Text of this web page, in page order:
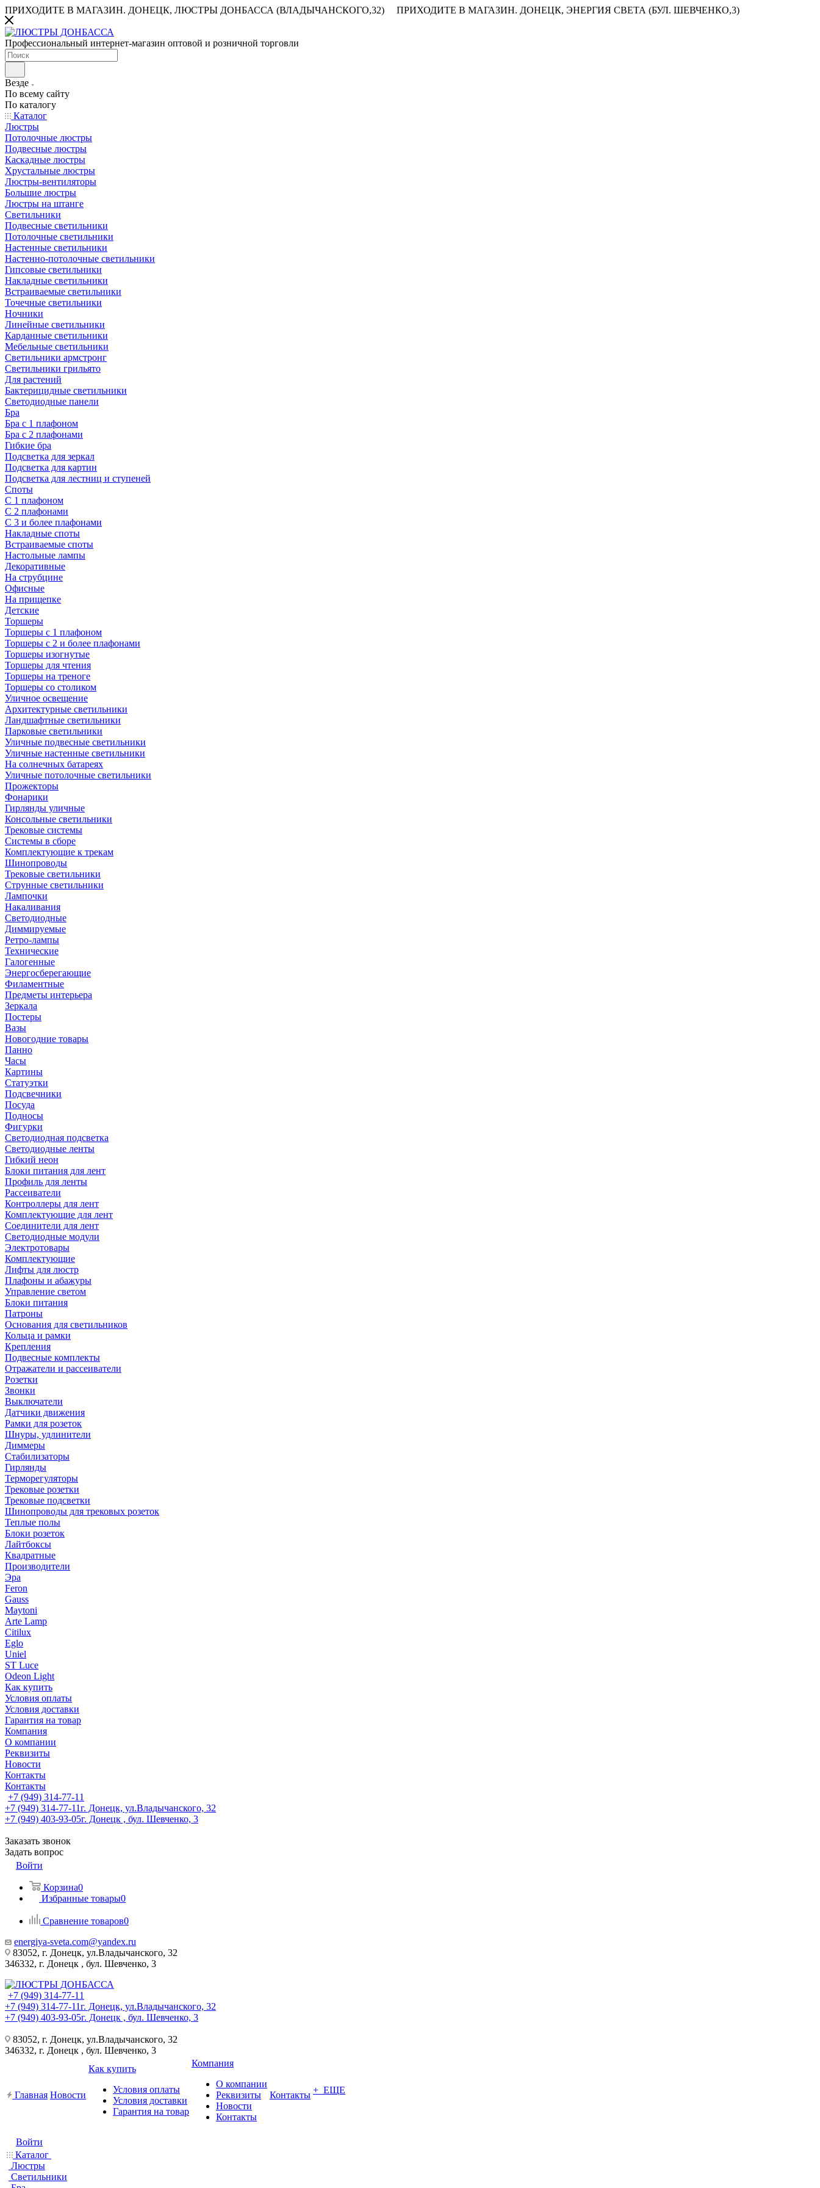
ПРИХОДИТЕ В МАГАЗИН. ДОНЕЦК, ЛЮСТРЫ ДОНБАССА (ВЛАДЫЧАНСКОГО,32) ПРИХОДИТЕ В МАГАЗИН. ДОНЕЦК, ЭНЕРГИЯ СВЕТА (БУЛ. ШЕВЧЕНКО,3)
Профессиональный интернет-магазин оптовой и розничной торговли
Везде
По всему сайту
По каталогу
Каталог
Люстры
Потолочные люстры
Подвесные люстры
Каскадные люстры
Хрустальные люстры
Люстры-вентиляторы
Большие люстры
Люстры на штанге
Светильники
Подвесные светильники
Потолочные светильники
Настенные светильники
Настенно-потолочные светильники
Гипсовые светильники
Накладные светильники
Встраиваемые светильники
Точечные светильники
Ночники
Линейные светильники
Карданные светильники
Мебельные светильники
Светильники армстронг
Светильники грильято
Для растений
Бактерицидные светильники
Светодиодные панели
Бра
Бра с 1 плафоном
Бра с 2 плафонами
Гибкие бра
Подсветка для зеркал
Подсветка для картин
Подсветка для лестниц и ступеней
Споты
С 1 плафоном
С 2 плафонами
С 3 и более плафонами
Накладные споты
Встраиваемые споты
Настольные лампы
Декоративные
На струбцине
Офисные
На прищепке
Детские
Торшеры
Торшеры с 1 плафоном
Торшеры с 2 и более плафонами
Торшеры изогнутые
Торшеры для чтения
Торшеры на треноге
Торшеры со столиком
Уличное освещение
Архитектурные светильники
Ландшафтные светильники
Парковые светильники
Уличные подвесные светильники
Уличные настенные светильники
На солнечных батареях
Уличные потолочные светильники
Прожекторы
Фонарики
Гирлянды уличные
Консольные светильники
Трековые системы
Системы в сборе
Комплектующие к трекам
Шинопроводы
Трековые светильники
Струнные светильники
Лампочки
Накаливания
Светодиодные
Диммируемые
Ретро-лампы
Технические
Галогенные
Энергосберегающие
Филаментные
Предметы интерьера
Зеркала
Постеры
Вазы
Новогодние товары
Панно
Часы
Картины
Статуэтки
Подсвечники
Посуда
Подносы
Фигурки
Светодиодная подсветка
Светодиодные ленты
Гибкий неон
Блоки питания для лент
Профиль для ленты
Рассеиватели
Контроллеры для лент
Комплектующие для лент
Соединители для лент
Светодиодные модули
Электротовары
Комплектующие
Лифты для люстр
Плафоны и абажуры
Управление светом
Блоки питания
Патроны
Основания для светильников
Кольца и рамки
Крепления
Подвесные комплекты
Отражатели и рассеиватели
Розетки
Звонки
Выключатели
Датчики движения
Рамки для розеток
Шнуры, удлинители
Диммеры
Стабилизаторы
Гирлянды
Терморегуляторы
Трековые розетки
Трековые подсветки
Шинопроводы для трековых розеток
Теплые полы
Блоки розеток
Лайтбоксы
Квадратные
Производители
Эра
Feron
Gauss
Maytoni
Arte Lamp
Citilux
Eglo
Uniel
ST Luce
Odeon Light
Как купить
Условия оплаты
Условия доставки
Гарантия на товар
Компания
О компании
Реквизиты
Новости
Контакты
Контакты
+7 (949) 314-77-11
+7 (949) 314-77-11г. Донецк, ул.Владычанского, 32
+7 (949) 403-93-05г. Донецк , бул. Шевченко, 3
Заказать звонок
Задать вопрос
Войти
Корзина0
Избранные товары0
Сравнение товаров0
energiya-sveta.com@yandex.ru
83052, г. Донецк, ул.Владычанского, 32
346332, г. Донецк , бул. Шевченко, 3
+7 (949) 314-77-11
+7 (949) 314-77-11г. Донецк, ул.Владычанского, 32
+7 (949) 403-93-05г. Донецк , бул. Шевченко, 3
83052, г. Донецк, ул.Владычанского, 32
346332, г. Донецк , бул. Шевченко, 3
Главная Новости
Как купить
Условия оплаты
Условия доставки
Гарантия на товар
Компания
О компании
Реквизиты
Новости
Контакты
Контакты + ЕЩЕ
Войти
Каталог
Люстры
Светильники